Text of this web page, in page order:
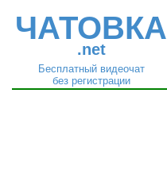
ЧАТОВКА
.net
Бесплатный видеочат
без регистрации